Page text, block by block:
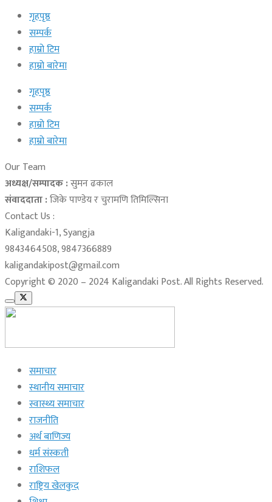
गृहपृष्ठ
सम्पर्क
हाम्रो टिम
हाम्रो बारेमा
गृहपृष्ठ
सम्पर्क
हाम्रो टिम
हाम्रो बारेमा
Our Team
अध्यक्ष/सम्पादक :सुमन ढकाल
संवाददाता :जिके पाण्डेय र चुरामणि तिमिल्सिना
Contact Us :
Kaligandaki-1, Syangja
9843464508, 9847366889
kaligandakipost@gmail.com
Copyright © 2020 – 2024 Kaligandaki Post. All Rights Reserved.
समाचार
स्थानीय समाचार
स्वास्थ्य समाचार
राजनीति
अर्थ बाणिज्य
धर्म संस्कती
राशिफल
राष्ट्रिय खेलकुद